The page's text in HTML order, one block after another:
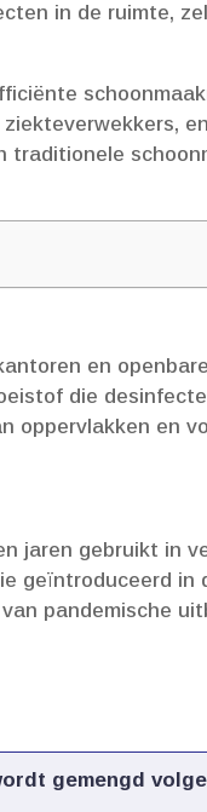
in de ruimte,
traditionele
en
die
oppervlakken en
jaren gebruikt in
geïntroduceerd in
pandemische
gemengd